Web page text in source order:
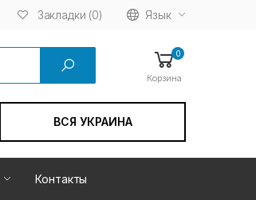
Закладки (0) Язык
0
Корзина
ВСЯ УКРАИНА
Контакты